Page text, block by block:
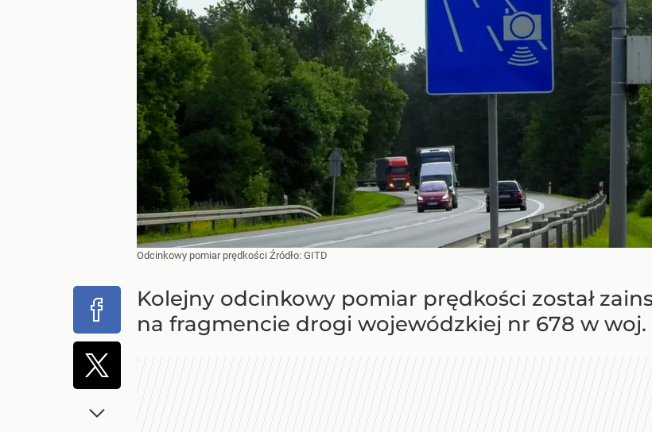
Odcinkowy pomiar prędkości Źródło: GITD
Kolejny odcinkowy pomiar prędkości został
na fragmencie drogi wojewódzkiej nr 678 w